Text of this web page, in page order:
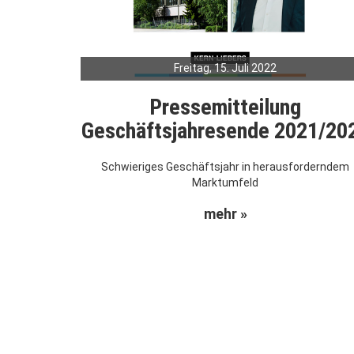
Freitag, 15. Juli 2022
Pressemitteilung
Geschäftsjahresende 2021/
Schwieriges Geschäftsjahr in herausforderndem
Marktumfeld
mehr »